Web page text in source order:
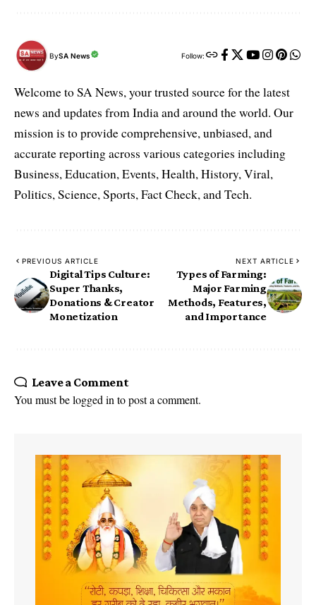
BySA News Follow:
Welcome to SA News, your trusted source for the latest
news and updates from India and around the world. Our
mission is to provide comprehensive, unbiased, and
accurate reporting across various categories including
Business, Education, Events, Health, History, Viral,
Politics, Science, Sports, Fact Check, and Tech.
PREVIOUS ARTICLE
Digital Tips Culture:
Super Thanks,
Donations & Creator
Monetization
NEXT ARTICLE
Types of Farming:
Major Farming
Methods, Features,
and Importance
Leave a Comment
You must belogged into post a comment.